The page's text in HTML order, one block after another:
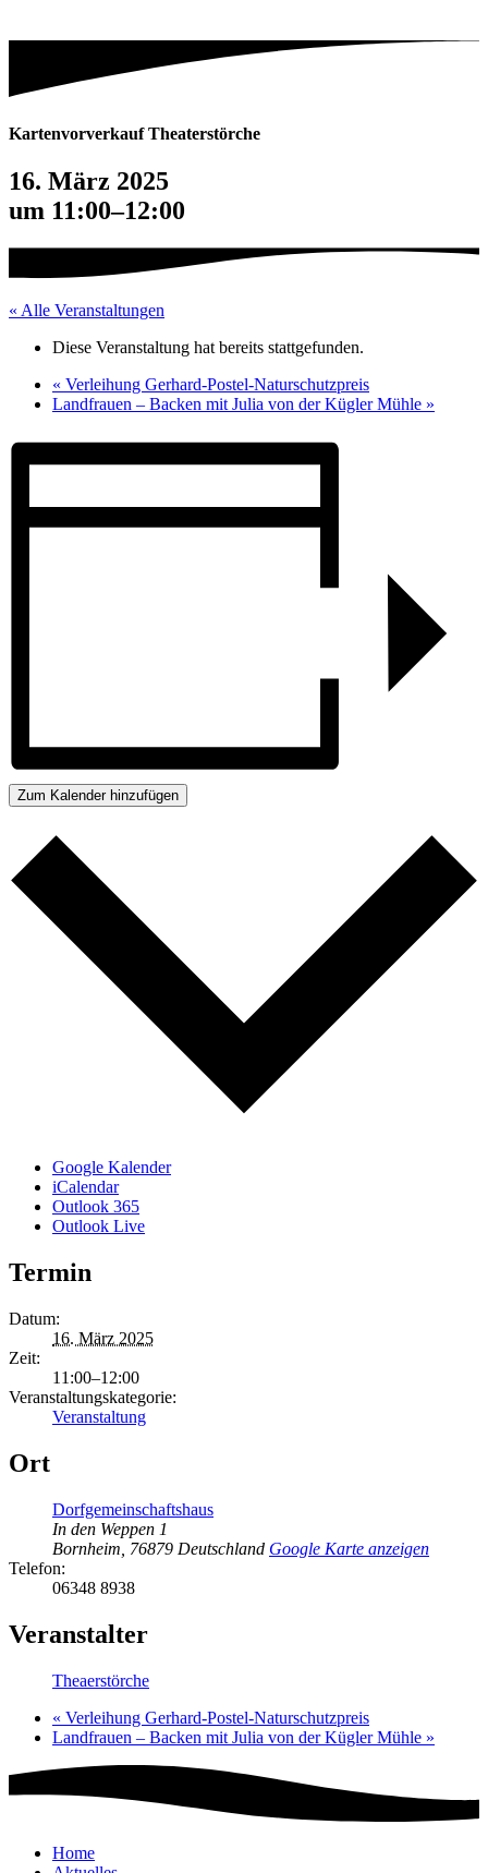
Kartenvorverkauf Theaterstörche
16. März 2025
um 11:00–12:00
« Alle Veranstaltungen
Diese Veranstaltung hat bereits stattgefunden.
« Verleihung Gerhard-Postel-Naturschutzpreis
Landfrauen – Backen mit Julia von der Kügler Mühle »
Zum Kalender hinzufügen
Google Kalender
iCalendar
Outlook 365
Outlook Live
Termin
Datum:
16. März 2025
Zeit:
11:00–12:00
Veranstaltungskategorie:
Veranstaltung
Ort
Dorfgemeinschaftshaus
In den Weppen 1
Bornheim 76879 Deutschland Google Karte anzeigen
Telefon:
06348 8938
Veranstalter
Theaerstörche
« Verleihung Gerhard-Postel-Naturschutzpreis
Landfrauen – Backen mit Julia von der Kügler Mühle »
Home